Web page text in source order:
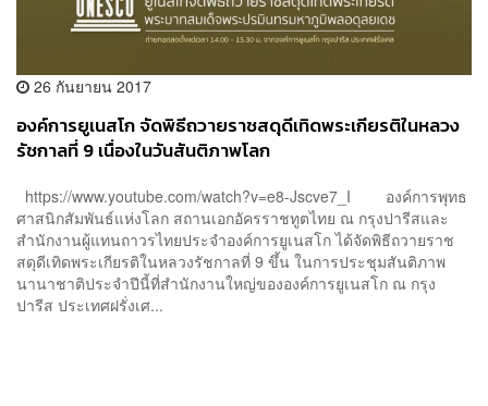
26 กันยายน 2017
องค์การยูเนสโก จัดพิธีถวายราชสดุดีเทิดพระเกียรติในหลวง
รัชกาลที่ 9 เนื่องในวันสันติภาพโลก
https://www.youtube.com/watch?v=e8-Jscve7_I องค์การพุทธ
ศาสนิกสัมพันธ์แห่งโลก สถานเอกอัครราชทูตไทย ณ กรุงปารีสและ
สำนักงานผู้แทนถาวรไทยประจำองค์การยูเนสโก ได้จัดพิธีถวายราช
สดุดีเทิดพระเกียรติในหลวงรัชกาลที่ 9 ขึ้น ในการประชุมสันติภาพ
นานาชาติประจำปีนี้ที่สำนักงานใหญ่ขององค์การยูเนสโก ณ กรุง
ปารีส ประเทศฝรั่งเศ...